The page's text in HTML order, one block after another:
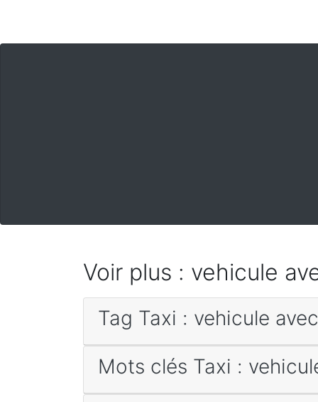
Voir plus : vehicule
Tag Taxi : vehicule
Mots clés Taxi :